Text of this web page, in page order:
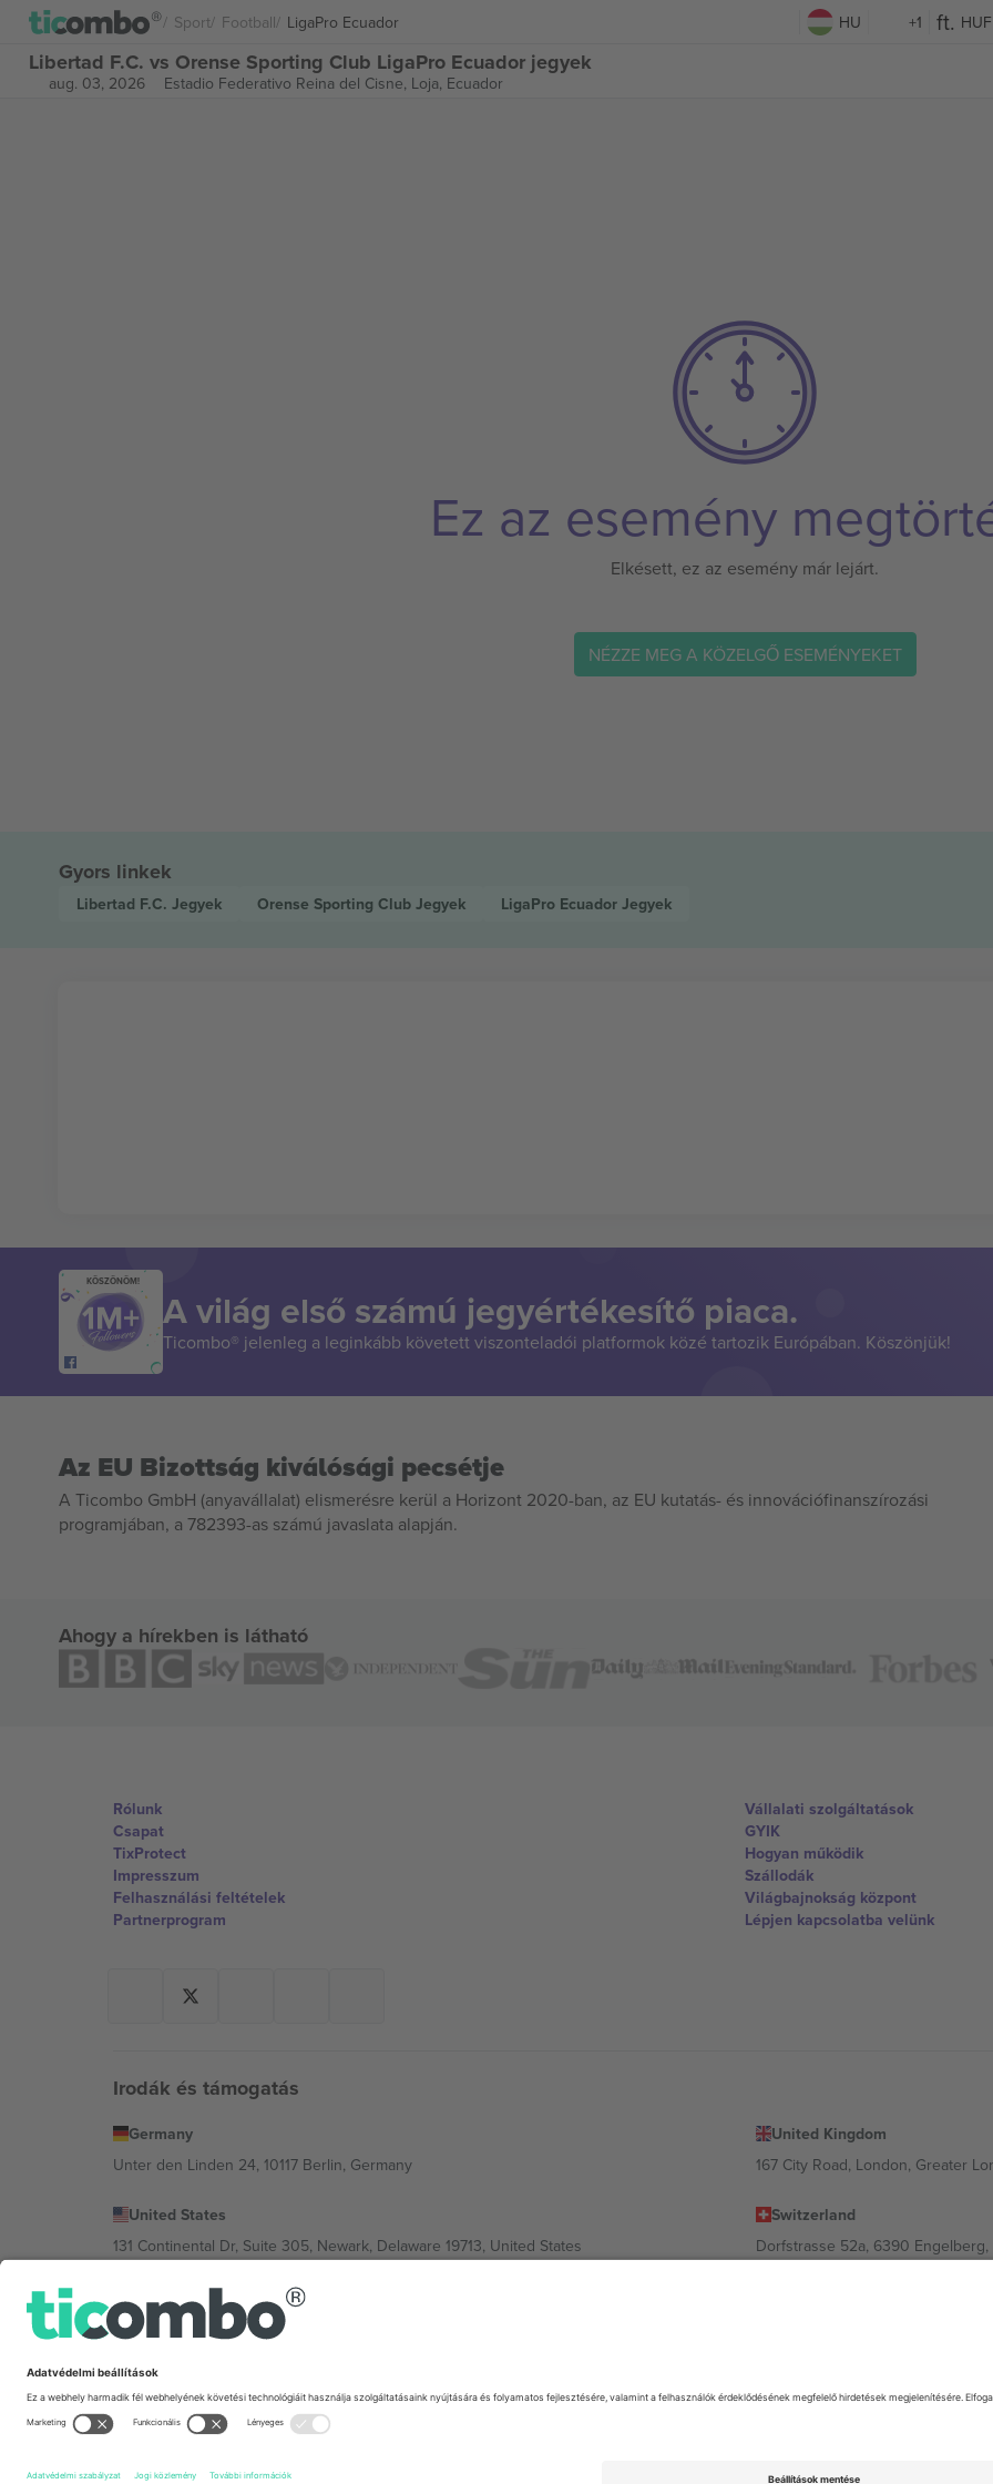
Sport Football LigaPro Ecuador HU +1 HUF
Libertad F.C. vs Orense Sporting Club LigaPro Ecuador jegyek
aug. 03, 2026 Estadio Federativo Reina del Cisne, Loja, Ecuador
Ez az esemény
Elkésett, ez az esemény már lejárt.
NÉZZE MEG A KÖZELGŐ ESEMÉNYEKET
Gyors linkek
Libertad F.C. Jegyek Orense Sporting Club Jegyek LigaPro Ecuador Jegyek
KÖSZÖNÖM!
A világ első számú jegyértékesítő piaca.
Ticombo® jelenleg a leginkább követett viszonteladói platformok közé tartozik Európában. Köszönjük!
Az EU Bizottság kiválósági pecsétje
A Ticombo GmbH (anyavállalat) elismerésre kerül a Horizont 2020-ban, az EU kutatás- és innovációfinanszírozási
programjában, a 782393-as számú javaslata alapján.
Ahogy a hírekben is látható
Rólunk
Csapat
TixProtect
Impresszum
Felhasználási feltételek
Partnerprogram
Vállalati szolgáltatások
GYIK
Hogyan működik
Szállodák
Világbajnokság központ
Lépjen kapcsolatba velünk
Irodák és támogatás
Germany
Unter den Linden 24, 10117 Berlin, Germany
United Kingdom
167 City Road, London, Greater
United States
131 Continental Dr, Suite 305, Newark, Delaware 19713, United States
Switzerland
Dorfstrasse 52a, 6390
Bulgaria
Regus Sofia City West, bul Totleben 53-55, 1606 Sofia, Bulgaria
Mexico
Av Chapultepec 360, Roma Norte, Cuauhtémoc, 06700 Ciudad de México, CDMX, Mexico
Feltételeket., Impresszumés